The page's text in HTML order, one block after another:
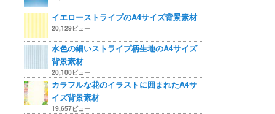
イエローストライプのA4サイズ背景素材
20,129ビュー
水色の細いストライプ柄生地のA4サイズ
背景素材
20,100ビュー
カラフルな花のイラストに囲まれたA4サ
イズ背景素材
19,657ビュー